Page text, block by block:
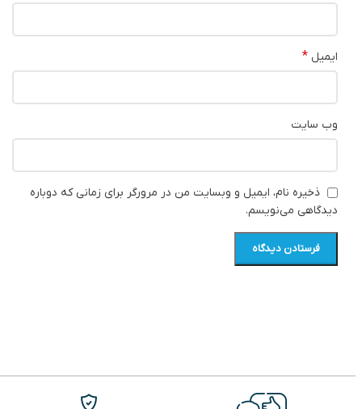
ایمیل *
وب‌ سایت
ذخیره نام، ایمیل و وبسایت من در مرورگر برای زمانی که دوباره
دیدگاهی می‌نویسم.